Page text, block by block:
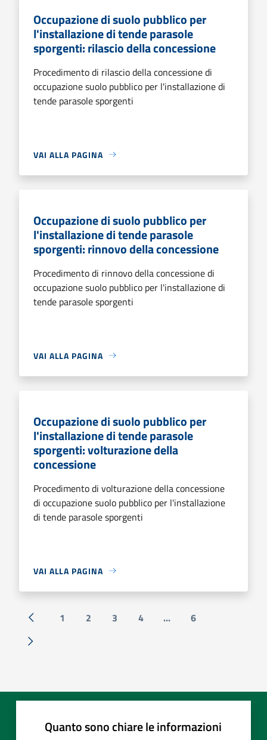
Occupazione di suolo pubblico per
l'installazione di tende parasole
sporgenti: rilascio della concessione
Procedimento di rilascio della concessione di
occupazione suolo pubblico per l'installazione di
tende parasole sporgenti
VAI ALLA PAGINA
Occupazione di suolo pubblico per
l'installazione di tende parasole
sporgenti: rinnovo della concessione
Procedimento di rinnovo della concessione di
occupazione suolo pubblico per l'installazione di
tende parasole sporgenti
VAI ALLA PAGINA
Occupazione di suolo pubblico per
l'installazione di tende parasole
sporgenti: volturazione della
concessione
Procedimento di volturazione della concessione
di occupazione suolo pubblico per l'installazione
di tende parasole sporgenti
VAI ALLA PAGINA
« Precedente
1 2 3 4 ... 6
Successiva »
Quanto sono chiare le informazioni